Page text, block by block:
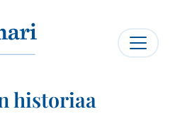
historiaa